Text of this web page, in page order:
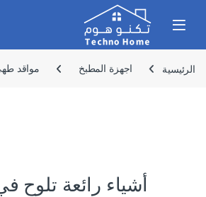
Skip to navigation
Skip to content
الرئيسية اجهزة المطبخ مواقد
أشياء رائعة تلوح